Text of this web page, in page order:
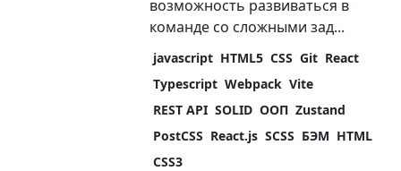
возможность развиваться в
команде со сложными зад...
javascript HTML5 CSS Git React
Typescript Webpack Vite
REST API SOLID ООП Zustand
PostCSS React.js SCSS БЭМ HTML
CSS3